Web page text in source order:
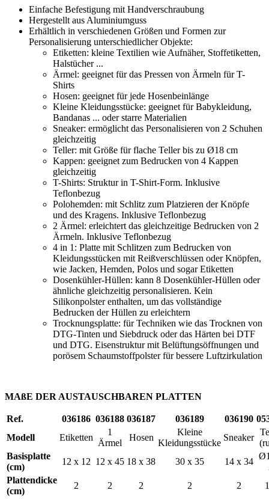
Einfache Befestigung mit Handverschraubung
Hergestellt aus Aluminiumguss
Erhältlich in verschiedenen Größen und Formen zur
Personalisierung unterschiedlicher Objekte:
Etiketten: kleine Textilien wie Aufnäher, Stoffetiketten,
Halstücher ...
Ärmel: geeignet für das Pressen von Ärmeln für T-
Shirts
Hosen: geeignet für jede Hosenbeinlänge
Kleine Kleidungsstücke: geeignet für Babykleidung,
Bandanas ... oder starre Materialien
Sneaker: ermöglicht das Personalisieren von 2 Schuhen
gleichzeitig
Teller: mit Größe für flache Teller bis zu Ø18 cm
Kappen: geeignet zum Bedrucken von 4 Kappen
gleichzeitig
T-Shirts: Struktur in T-Shirt-Form. Inklusive
Teflonbezug
Polohemden: mit Schlitz zum Platzieren der Knöpfe
und des Kragens. Inklusive Teflonbezug
2 Ärmel: erleichtert das gleichzeitige Bedrucken von 2
Ärmeln. Inklusive Teflonbezug
4 in 1: Platte mit Schlitzen zum Bedrucken von
Kleidungsstücken mit Reißverschlüssen oder Knöpfen,
wie Jacken, Hemden, Polos und sogar Etiketten
Dosenkühler-Hüllen: kann 8 Dosenkühler-Hüllen oder
ähnliche gleichzeitig personalisieren. Kein
Silikonpolster enthalten, um das vollständige
Bedrucken der Hüllen zu erleichtern
Trocknungsplatte: für Techniken wie das Trocknen von
DTG-Tinten und Siebdruck oder das Härten bei DTF
und DTG. Eisenstruktur mit Belüftungsöffnungen und
porösem Schaumstoffpolster für bessere Luftzirkulation
MAßE DER AUSTAUSCHBAREN PLATTEN
Ref. 036186 036188 036187 036189 036190
Modell
Etiketten
1
Ärmel
Hosen
Kleine
Kleidungsstücke
Sneaker
Basisplatte
(cm)
12 x 12 12 x 45 18 x 38 30 x 35 14 x 34
Plattendicke
(cm)
2 2 2 2 2